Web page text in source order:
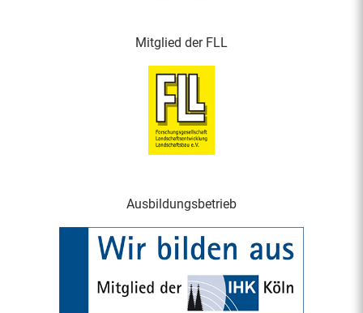
Mitglied der FLL
Ausbildungsbetrieb